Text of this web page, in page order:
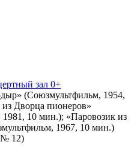
зал 0+
(Союзмультфильм, 1954,
Дворца пионеров»
10 мин.); «Паровозик из
1967, 10 мин.)
№ 12)